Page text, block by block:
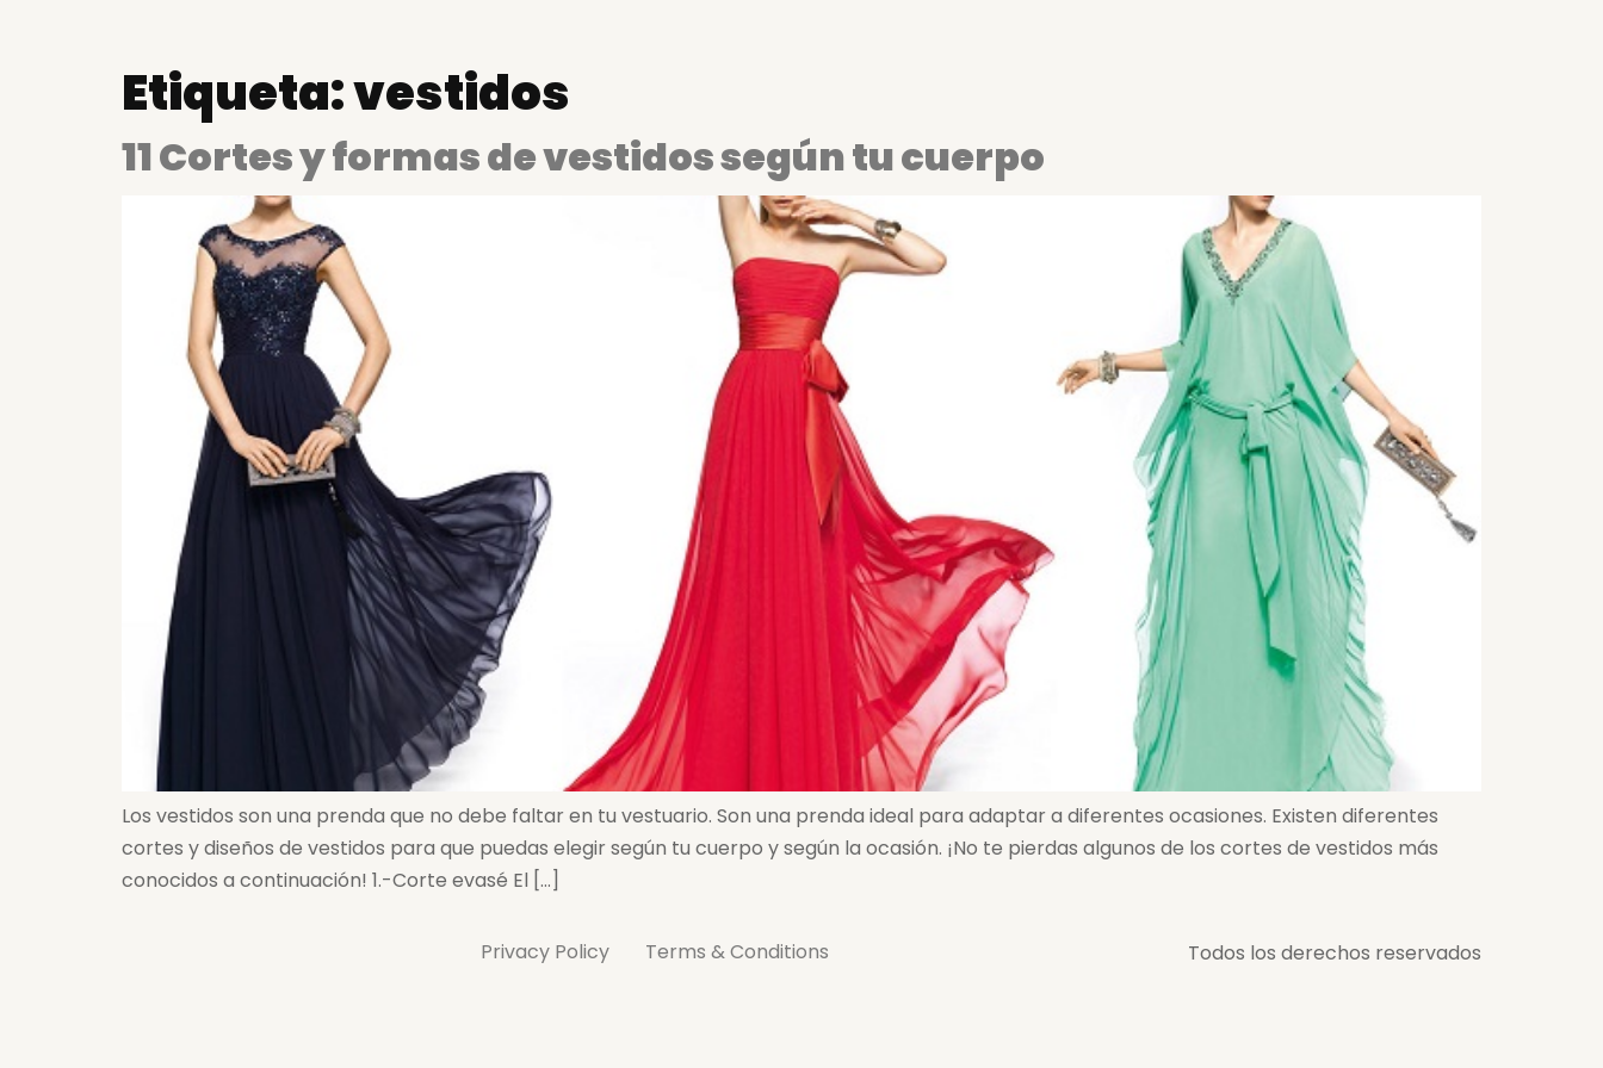
Etiqueta:vestidos
11 Cortes y formas de vestidos según tu cuerpo
Los vestidos son una prenda que no debe faltar en tu vestuario. Son una prenda ideal para adaptar a diferentes ocasiones. Existen diferentes
cortes y diseños de vestidos para que puedas elegir según tu cuerpo y según la ocasión. ¡No te pierdas algunos de los cortes de vestidos más
conocidos a continuación! 1.-Corte evasé El […]
Privacy Policy Terms & Conditions Todos los derechos reservados